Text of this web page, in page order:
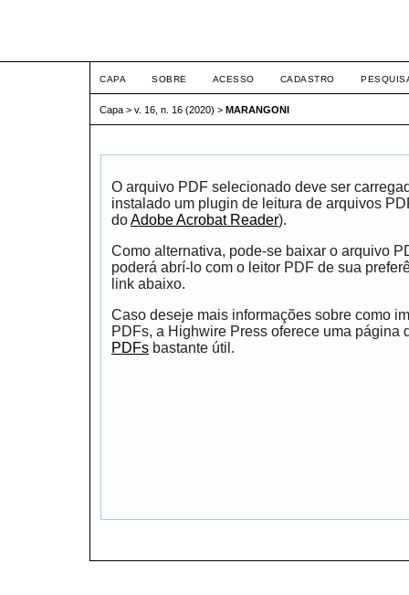
CAPA SOBRE ACESSO CADASTRO
Capa > v. 16, n. 16 (2020) > MARANGONI
O arquivo PDF selecionado deve ser
instalado um plugin de leitura de arquivos
doAdobe Acrobat Reader).
Como alternativa, pode-se baixar o arquivo
poderá abrí-lo com o leitor PDF de sua
link abaixo.
Caso deseje mais informações sobre como
PDFs, a Highwire Press oferece uma página
PDFs bastante útil.